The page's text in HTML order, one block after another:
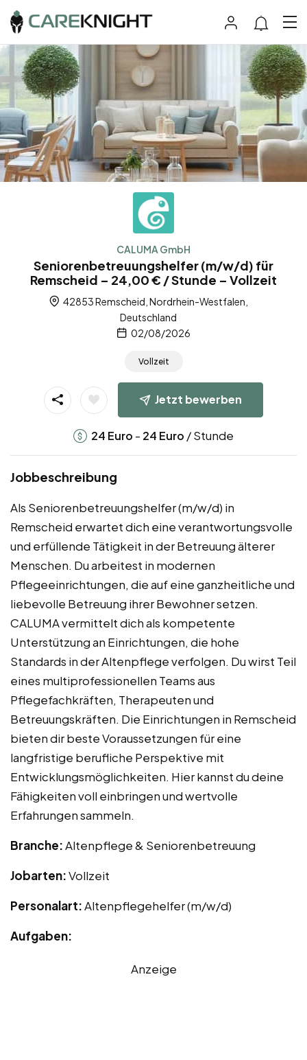
CALUMA GmbH
Seniorenbetreuungshelfer (m/w/d) für
Remscheid – 24,00 € / Stunde – Vollzeit
42853 Remscheid, Nordrhein-Westfalen,
Deutschland
02/08/2026
Vollzeit
Jetzt bewerben
24 Euro - 24 Euro / Stunde
Jobbeschreibung
Als Seniorenbetreuungshelfer (m/w/d) in
Remscheid erwartet dich eine verantwortungsvolle
und erfüllende Tätigkeit in der Betreuung älterer
Menschen. Du arbeitest in modernen
Pflegeeinrichtungen, die auf eine ganzheitliche und
liebevolle Betreuung ihrer Bewohner setzen.
CALUMA vermittelt dich als kompetente
Unterstützung an Einrichtungen, die hohe
Standards in der Altenpflege verfolgen. Du wirst Teil
eines multiprofessionellen Teams aus
Pflegefachkräften, Therapeuten und
Betreuungskräften. Die Einrichtungen in Remscheid
bieten dir beste Voraussetzungen für eine
langfristige berufliche Perspektive mit
Entwicklungsmöglichkeiten. Hier kannst du deine
Fähigkeiten voll einbringen und wertvolle
Erfahrungen sammeln.
Branche:Altenpflege & Seniorenbetreuung
Jobarten:Vollzeit
Personalart:Altenpflegehelfer (m/w/d)
Aufgaben:
Anzeige